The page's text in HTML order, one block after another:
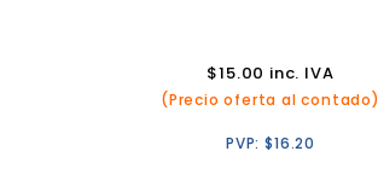
$15.00 inc. IVA
(Precio oferta al contado)
PVP:$16.20